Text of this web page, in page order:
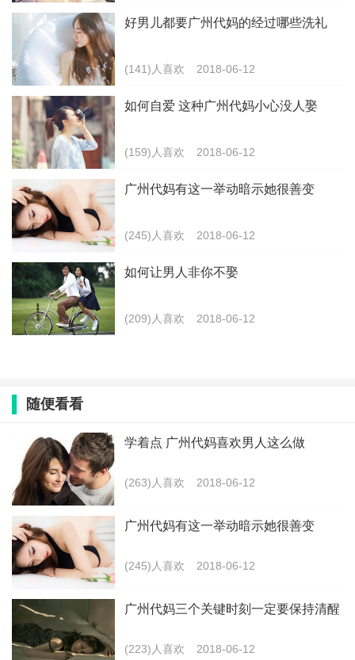
好男儿都要广州代妈的经过哪些洗礼
(141)人喜欢 2018-06-12
如何自爱 这种广州代妈小心没人娶
(159)人喜欢 2018-06-12
广州代妈有这一举动暗示她很善变
(245)人喜欢 2018-06-12
如何让男人非你不娶
(209)人喜欢 2018-06-12
随便看看
学着点 广州代妈喜欢男人这么做
(263)人喜欢 2018-06-12
广州代妈有这一举动暗示她很善变
(245)人喜欢 2018-06-12
广州代妈三个关键时刻一定要保持清醒
(223)人喜欢 2018-06-12